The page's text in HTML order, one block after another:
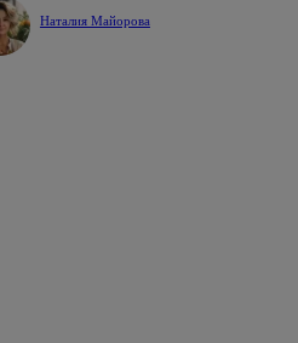
Наталия Майорова